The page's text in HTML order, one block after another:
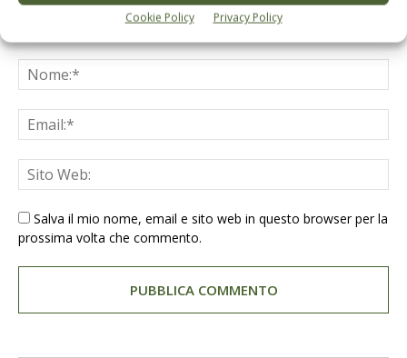
Cookie Policy Privacy Policy
Salva il mio nome, email e sito web in questo browser per la
prossima volta che commento.